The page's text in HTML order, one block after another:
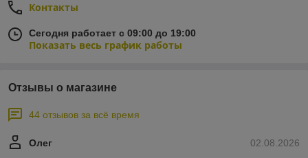
Контакты
Сегодня работает с 09:00 до 19:00
Показать весь график работы
Отзывы о магазине
44 отзывов за всё время
02.08.2026
Олег